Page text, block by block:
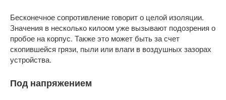
Бесконечное сопротивление говорит о целой изоляции.
Значения в несколько килоом уже вызывают подозрения о
пробое на корпус. Также это может быть за счет
скопившейся грязи, пыли или влаги в воздушных зазорах
устройства.
Под напряжением